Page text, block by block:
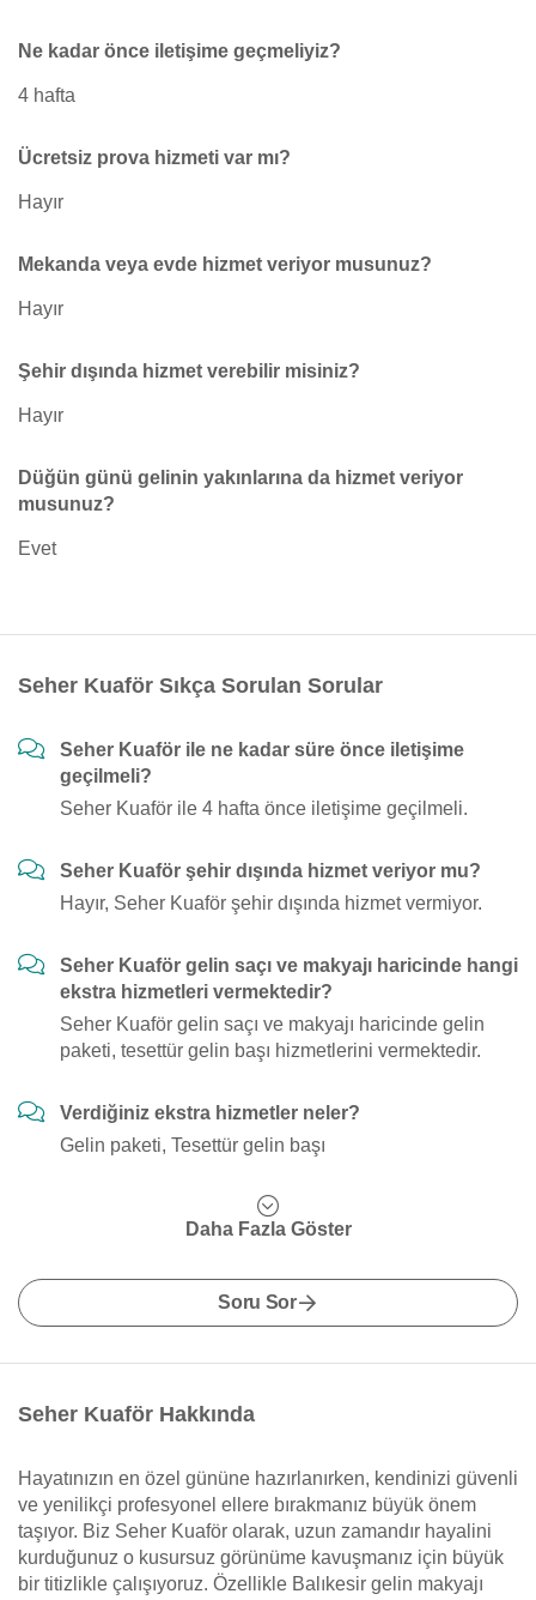
Ne kadar önce iletişime geçmeliyiz?
4 hafta
Ücretsiz prova hizmeti var mı?
Hayır
Mekanda veya evde hizmet veriyor musunuz?
Hayır
Şehir dışında hizmet verebilir misiniz?
Hayır
Düğün günü gelinin yakınlarına da hizmet veriyor
musunuz?
Evet
Seher Kuaför Sıkça Sorulan Sorular
Seher Kuaför ile ne kadar süre önce iletişime
geçilmeli?
Seher Kuaför ile 4 hafta önce iletişime geçilmeli.
Seher Kuaför şehir dışında hizmet veriyor mu?
Hayır, Seher Kuaför şehir dışında hizmet vermiyor.
Seher Kuaför gelin saçı ve makyajı haricinde hangi
ekstra hizmetleri vermektedir?
Seher Kuaför gelin saçı ve makyajı haricinde gelin
paketi, tesettür gelin başı hizmetlerini vermektedir.
Verdiğiniz ekstra hizmetler neler?
Gelin paketi, Tesettür gelin başı
Daha Fazla Göster
Soru Sor
Seher Kuaför Hakkında
Hayatınızın en özel gününe hazırlanırken, kendinizi güvenli
ve yenilikçi profesyonel ellere bırakmanız büyük önem
taşıyor. Biz Seher Kuaför olarak, uzun zamandır hayalini
kurduğunuz o kusursuz görünüme kavuşmanız için büyük
bir titizlikle çalışıyoruz. Özellikle Balıkesir gelin makyajı